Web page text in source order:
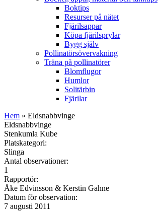
Boktips
Resurser på nätet
Fjärilsappar
Köpa fjärilsprylar
Bygg själv
Pollinatörsövervakning
Träna på pollinatörer
Blomflugor
Humlor
Solitärbin
Fjärilar
Hem » Eldsnabbvinge
Eldsnabbvinge
Stenkumla Kube
Platskategori:
Slinga
Antal observationer:
1
Rapportör:
Åke Edvinsson & Kerstin Gahne
Datum för observation:
7 augusti 2011